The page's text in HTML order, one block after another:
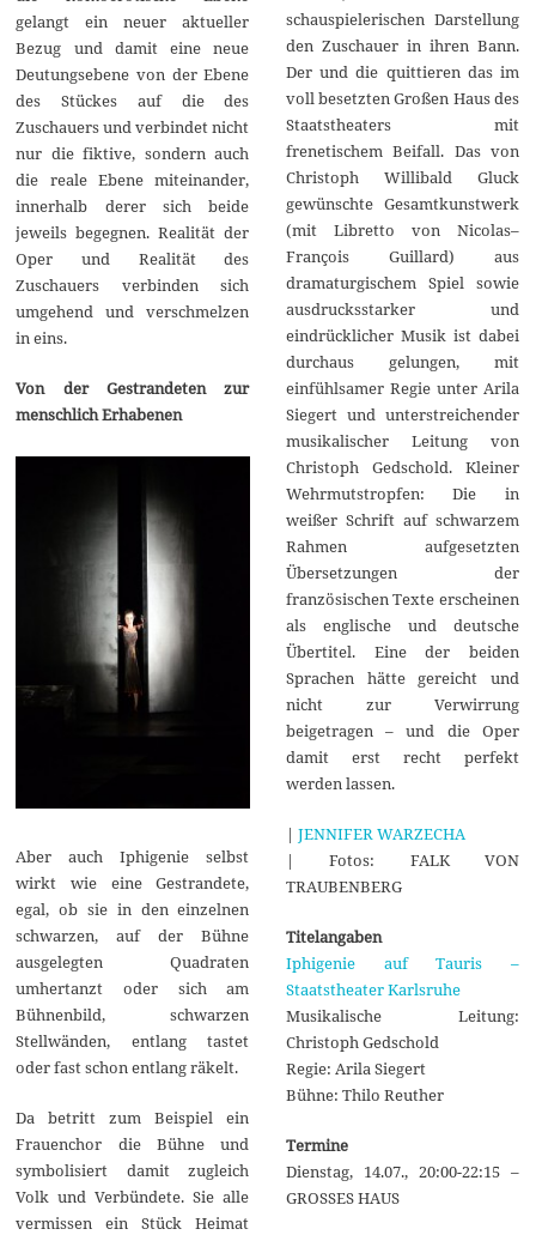
gelangt ein neuer aktueller
Bezug und damit eine neue
Deutungsebene von der Ebene
des Stückes auf die des
Zuschauers und verbindet nicht
nur die fiktive, sondern auch
die reale Ebene miteinander,
innerhalb derer sich beide
jeweils begegnen. Realität der
Oper und Realität des
Zuschauers verbinden sich
umgehend und verschmelzen
in eins.
Von der Gestrandeten zur
menschlich Erhabenen
Aber auch Iphigenie selbst
wirkt wie eine Gestrandete,
egal, ob sie in den einzelnen
schwarzen, auf der Bühne
ausgelegten Quadraten
umhertanzt oder sich am
Bühnenbild, schwarzen
Stellwänden, entlang tastet
oder fast schon entlang räkelt.
Da betritt zum Beispiel ein
Frauenchor die Bühne und
symbolisiert damit zugleich
Volk und Verbündete. Sie alle
vermissen ein Stück Heimat
schauspielerischen Darstellung
den Zuschauer in ihren Bann.
Der und die quittieren das im
voll besetzten Großen Haus des
Staatstheaters mit
frenetischem Beifall. Das von
Christoph Willibald Gluck
gewünschte Gesamtkunstwerk
(mit Libretto von Nicolas–
François Guillard) aus
dramaturgischem Spiel sowie
ausdrucksstarker und
eindrücklicher Musik ist dabei
durchaus gelungen, mit
einfühlsamer Regie unter Arila
Siegert und unterstreichender
musikalischer Leitung von
Christoph Gedschold. Kleiner
Wehrmutstropfen: Die in
weißer Schrift auf schwarzem
Rahmen aufgesetzten
Übersetzungen der
französischen Texte erscheinen
als englische und deutsche
Übertitel. Eine der beiden
Sprachen hätte gereicht und
nicht zur Verwirrung
beigetragen – und die Oper
damit erst recht perfekt
werden lassen.
| JENNIFER WARZECHA
| Fotos: FALK VON
TRAUBENBERG
Titelangaben
Iphigenie auf Tauris –
Staatstheater Karlsruhe
Musikalische Leitung:
Christoph Gedschold
Regie: Arila Siegert
Bühne: Thilo Reuther
Termine
Dienstag, 14.07., 20:00-22:15 –
GROSSES HAUS